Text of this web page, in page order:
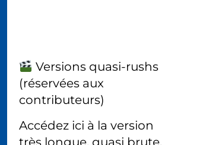
Versions quasi-rushs
(réservées aux
contributeurs)
Accédez ici à la version
très longue, quasi brute,